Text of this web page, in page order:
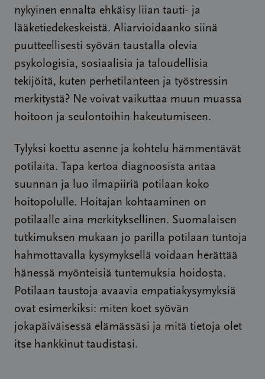
nykyinen ennalta ehkäisy liian tauti- ja
lääketiedekeskeistä. Aliarvioidaanko siinä
puutteellisesti syövän taustalla olevia
psykologisia, sosiaalisia ja taloudellisia
tekijöitä, kuten perhetilanteen ja työstressin
merkitystä? Ne voivat vaikuttaa muun muassa
hoitoon ja seulontoihin hakeutumiseen.
Tylyksi koettu asenne ja kohtelu hämmentävät
potilaita. Tapa kertoa diagnoosista antaa
suunnan ja luo ilmapiiriä potilaan koko
hoitopolulle. Hoitajan kohtaaminen on
potilaalle aina merkityksellinen. Suomalaisen
tutkimuksen mukaan jo parilla potilaan tuntoja
hahmottavalla kysymyksellä voidaan herättää
hänessä myönteisiä tuntemuksia hoidosta.
Potilaan taustoja avaavia empatiakysymyksiä
ovat esimerkiksi: miten koet syövän
jokapäiväisessä elämässäsi ja mitä tietoja olet
itse hankkinut taudistasi.